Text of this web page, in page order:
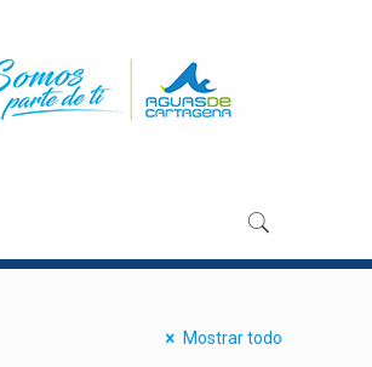
Mostrar todo